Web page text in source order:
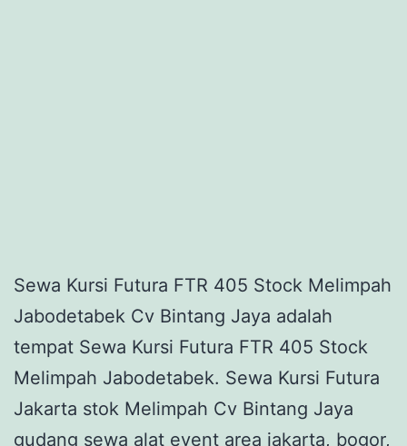
Sewa Kursi Futura FTR 405 Stock Melimpah
Jabodetabek Cv Bintang Jaya adalah
tempat Sewa Kursi Futura FTR 405 Stock
Melimpah Jabodetabek. Sewa Kursi Futura
Jakarta stok Melimpah Cv Bintang Jaya
gudang sewa alat event area jakarta, bogor,